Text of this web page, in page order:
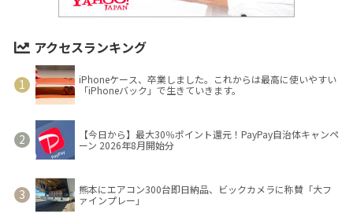
アクセスランキング
iPhoneケース、卒業しました。これからは最高に使いやすい
「iPhoneバック」で生きていきます。
【今日から】最大30％ポイント還元！PayPay自治体キャンペ
ーン 2026年8月開始分
熊本にエアコン300台即日納品、ビックカメラに称賛「大フ
ァインプレー」